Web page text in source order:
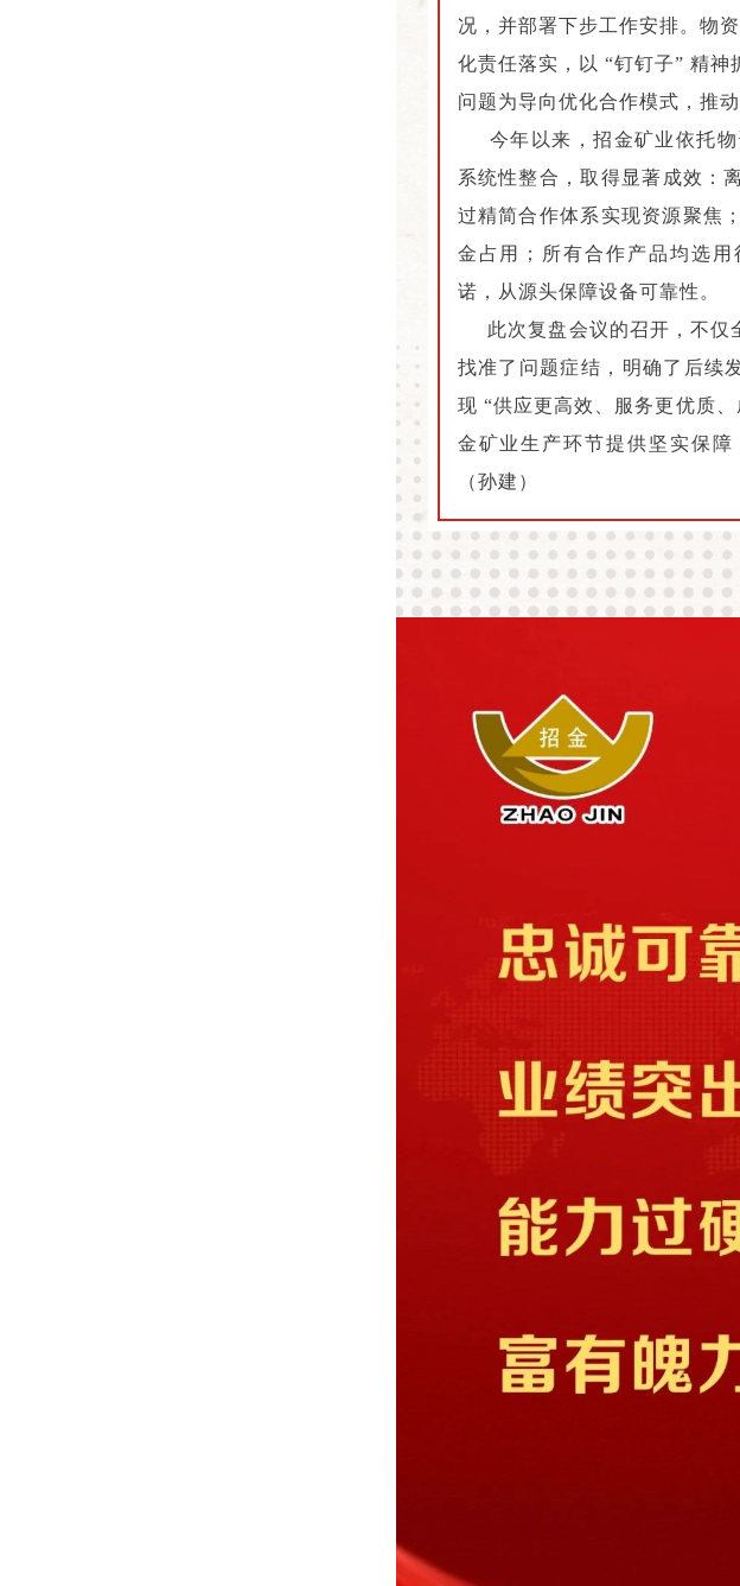
况，并部署下步工作安排。物
化责任落实，以 “钉钉子” 精
问题为导向优化合作模式，推
今年以来，招金矿业依托物
系统性整合，取得显著成效：
过精简合作体系实现资源聚焦
金占用；所有合作产品均选
诺，从源头保障设备可靠性。
此次复盘会议的召开，不仅
找准了问题症结，明确了后续
现 “供应更高效、服务更优质
金矿业生产环节提供坚实保障
（孙建）